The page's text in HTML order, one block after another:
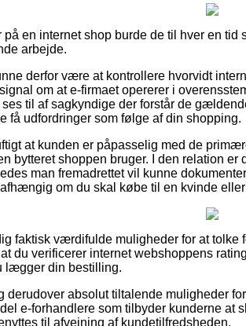
på en internet shop burde de til hver en
arbejde.
derfor være at kontrollere hvorvidt
om at e-firmaet opererer i
til af sagkyndige der forstår de
få udfordringer som følge af din shopping.
at kunden er påpasselig med de
bytteret shoppen bruger. I den relation
man fremadrettet vil kunne
om du skal købe til en kvinde
faktisk værdifulde muligheder for at
du verificerer internet webshoppens
lægger din bestilling.
derudover absolut tiltalende muligheder
e-forhandlere som tilbyder kunderne at
til afvejning af kundetilfredsheden.